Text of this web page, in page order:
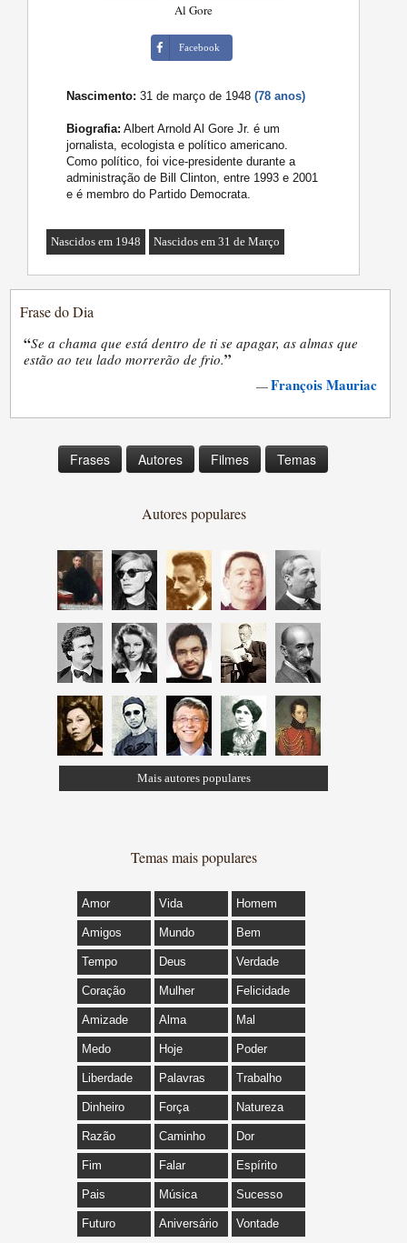
Al Gore
Facebook
Nascimento: 31 de março de 1948(78 anos)
Biografia: Albert Arnold Al Gore Jr. é um
jornalista, ecologista e político americano.
Como político, foi vice-presidente durante a
administração de Bill Clinton, entre 1993 e 2001
e é membro do Partido Democrata.
Nascidos em 1948 Nascidos em 31 de Março
Frase do Dia
“Se a chama que está dentro de ti se apagar, as almas que
estão ao teu lado morrerão de frio.”
—François Mauriac
Frases Autores Filmes Temas
Autores populares
Mais autores populares
Temas mais populares
Amor Vida Homem
Amigos Mundo Bem
Tempo Deus Verdade
Coração Mulher Felicidade
Amizade Alma Mal
Medo Hoje Poder
Liberdade Palavras Trabalho
Dinheiro Força Natureza
Razão Caminho Dor
Fim Falar Espírito
Pais Música Sucesso
Futuro Aniversário Vontade